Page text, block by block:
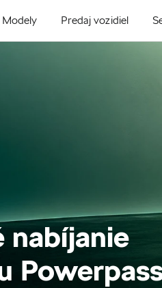
Modely Predaj vozidiel
nabíjanie